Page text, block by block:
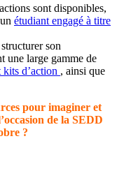
sont disponibles,
étudiant engagé à titre
son
une large gamme de
d’action , ainsi que
pour imaginer et
de la SEDD
?